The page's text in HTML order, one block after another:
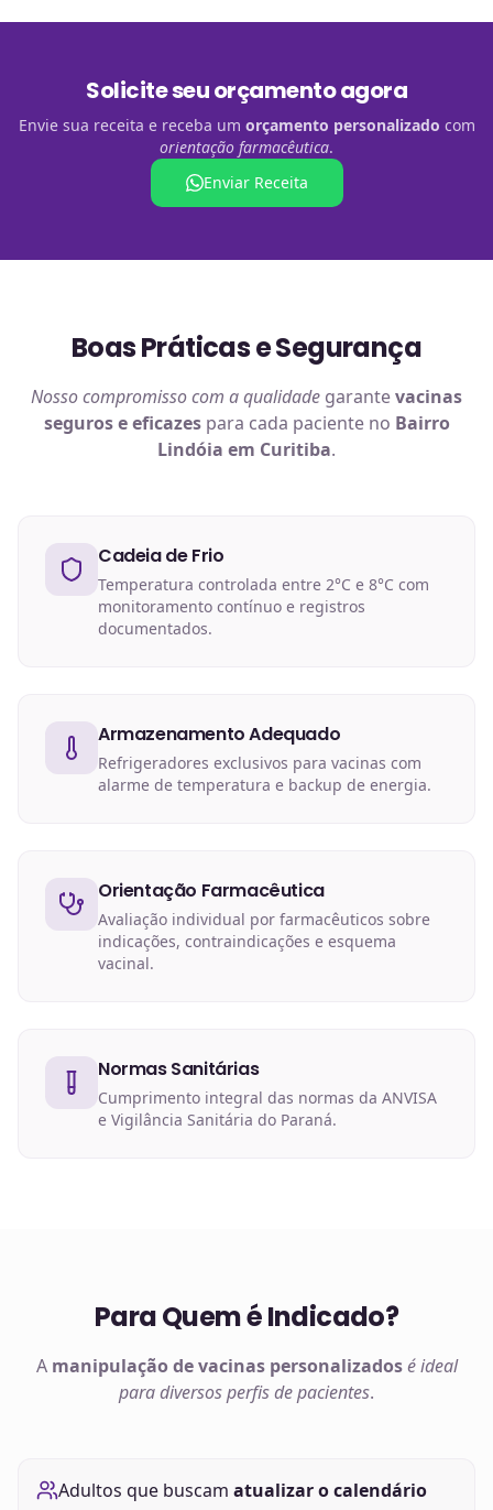
Solicite seu orçamento agora
Envie sua receita e receba um orçamento personalizado com
orientação farmacêutica.
Enviar Receita
Boas Práticas e Segurança
Nosso compromisso com a qualidade garantevacinas
seguros e eficazespara cada paciente no Bairro
Lindóia em Curitiba.
Cadeia de Frio
Temperatura controlada entre 2°C e 8°C com
monitoramento contínuo e registros
documentados.
Armazenamento Adequado
Refrigeradores exclusivos para vacinas com
alarme de temperatura e backup de energia.
Orientação Farmacêutica
Avaliação individual por farmacêuticos sobre
indicações, contraindicações e esquema
vacinal.
Normas Sanitárias
Cumprimento integral das normas da ANVISA
e Vigilância Sanitária do Paraná.
Para Quem é Indicado?
A manipulação devacinaspersonalizados é ideal
para diversos perfis de pacientes.
Adultos que buscam atualizar o calendário